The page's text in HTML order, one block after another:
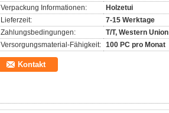
Verpackung Informationen:
Holzetui
Lieferzeit:
7-15 Werktage
Zahlungsbedingungen:
T/T, Western Union
Versorgungsmaterial-Fähigkeit: 100 PC pro Monat
Kontakt